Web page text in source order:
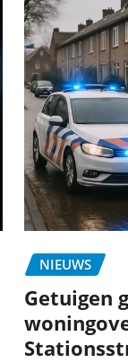
NIEUWS
Getuigen